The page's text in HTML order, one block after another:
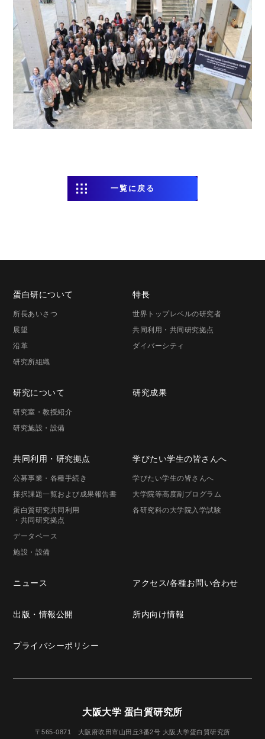
一覧に戻る
蛋白研について
所長あいさつ
展望
沿革
研究所組織
特長
世界トップレベルの研究者
共同利用・共同研究拠点
ダイバーシティ
研究について
研究室・教授紹介
研究施設・ 設備
研究成果
共同利用・ 研究拠点
公募事業 ・各種手続き
採択課題一覧および成果報告書
蛋白質研究共同利用
・共同研究拠点
データベース
施設・設備
学びたい学生の皆さんへ
学びたい学生の皆さんへ
大学院等高度副プログラム
各研究科の大学院入学試験
ニュース アクセス/各種お問い合わせ
出版・情報公開 所内向け情報
プライバシーポリシー
大阪大学 蛋白質研究所
〒565-0871 大阪府吹田市山田丘3番2号 大阪大学蛋白質研究所